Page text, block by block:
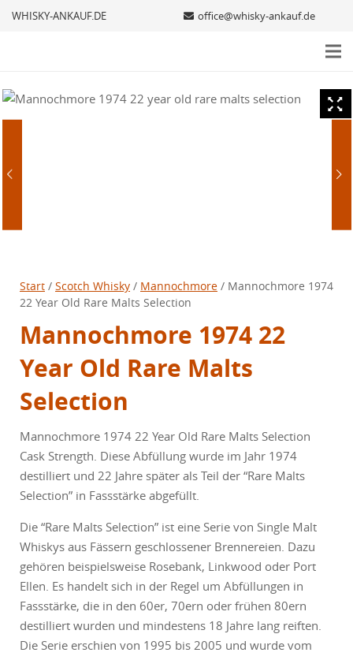
WHISKY-ANKAUF.DE office@whisky-ankauf.de
Start / Scotch Whisky / Mannochmore / Mannochmore 1974
22 Year Old Rare Malts Selection
Mannochmore 1974 22
Year Old Rare Malts
Selection
Mannochmore 1974 22 Year Old Rare Malts Selection
Cask Strength. Diese Abfüllung wurde im Jahr 1974
destilliert und 22 Jahre später als Teil der “Rare Malts
Selection” in Fassstärke abgefüllt.
Die “Rare Malts Selection” ist eine Serie von Single Malt
Whiskys aus Fässern geschlossener Brennereien. Dazu
gehören beispielsweise Rosebank, Linkwood oder Port
Ellen. Es handelt sich in der Regel um Abfüllungen in
Fassstärke, die in den 60er, 70ern oder frühen 80ern
destilliert wurden und mindestens 18 Jahre lang reiften.
Die Serie erschien von 1995 bis 2005 und wurde vom